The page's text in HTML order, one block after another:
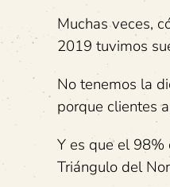
Muchas veces,
2019 tuvimos
No tenemos la
porque clientes
Y es que el 98%
Triángulo del